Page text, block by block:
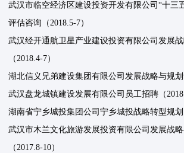
武汉市临空经济区建设投资开发有限公司“十三
评估咨询（2018.5-7）
武汉经开通航卫星产业建设投资有限公司发展
（2018.4-7）
湖北信义兄弟建设集团有限公司发展战略与规划
武汉盘龙城镇建设发展有限公司员工招聘（
湖南省宁乡城投集团公司宁乡城投战略转型规划
武汉市木兰文化旅游发展投资有限公司发展战
（2017.8-10）